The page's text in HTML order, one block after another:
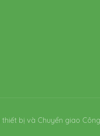
bị và Chuyển giao